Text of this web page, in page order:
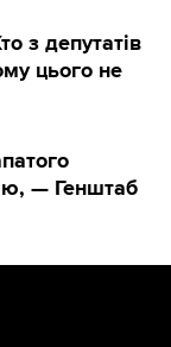
з депутатів
цього не
— Генштаб